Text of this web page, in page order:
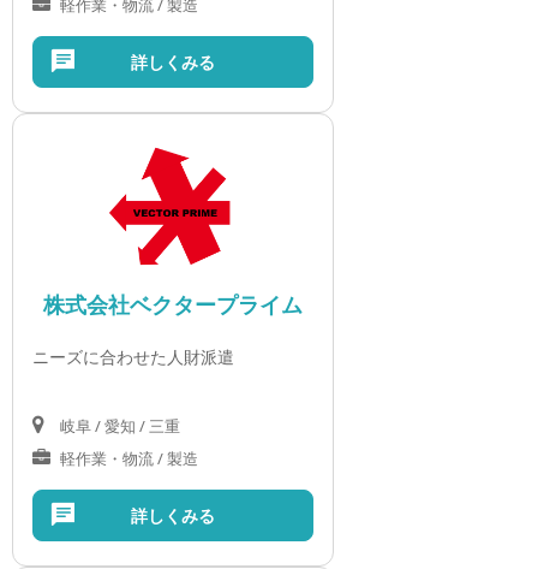
詳しくみる
株式会社ベクタープライム
ニーズに合わせた人財派遣
岐阜 / 愛知 / 三重
軽作業・物流 / 製造
詳しくみる